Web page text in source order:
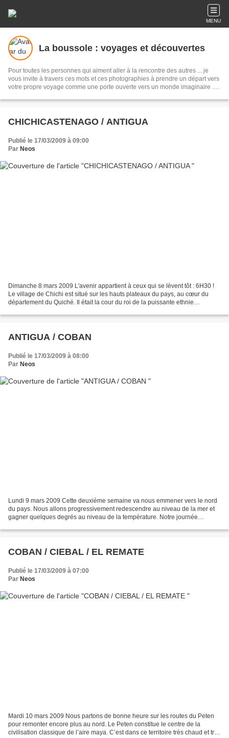
MENU
La boussole : voyages et découvertes
Pour toutes les personnes qui aiment aller à la rencontre des autres ... je
vous invite à travers ces mots et ces photographies à prendre un départ vers
votre propre voyage comme une porte ouverte vers un monde imaginaire ...
CHICHICASTENAGO / ANTIGUA
Publié le 17/03/2009 à 09:00
Par Neos
Dimanche 8 mars 2009 L'avenir appartient à ceux qui se lèvent tôt : 6H30 !
Le village de Chichi est situé sur les hauts plateaux du pays, au cœur du
département du Quiché. Il était la cour du roi de la puissante ethnie
ANTIGUA / COBAN
Publié le 17/03/2009 à 08:00
Par Neos
Lundi 9 mars 2009 Cette deuxième semaine va nous emmener vers le nord
du pays. Nous allons progressivement redescendre au niveau de la mer et
gagner quelques degrés au niveau de la température. Notre journée
COBAN / CIEBAL / EL REMATE
Publié le 17/03/2009 à 07:00
Par Neos
Mardi 10 mars 2009 Nous partons de bonne heure sur les routes du Peten
pour remonter encore plus au nord. Le Peten constitue le centre de la
civilisation classique de l’aire maya. C’est dans ce territoire très chaud et très